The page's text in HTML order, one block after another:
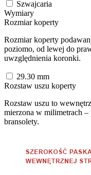
Szwajcaria
Wymiary
Rozmiar koperty
Rozmiar koperty
poziomo, od lewej do
uwzględnienia koronki.
29.30 mm
Rozstaw uszu koperty
Rozstaw uszu to
mierzona w milimetrach –
bransolety.